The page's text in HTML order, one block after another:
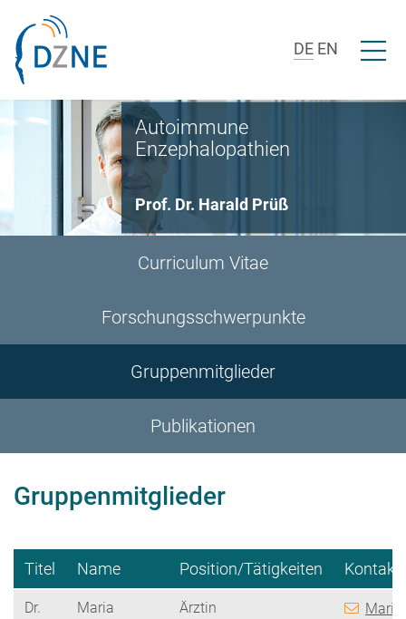
DE EN Menü
Autoimmune
Enzephalopathien
Prof. Dr. Harald Prüß
Curriculum Vitae
Forschungsschwerpunkte
Gruppenmitglieder
Publikationen
Gruppenmitglieder
Titel Name Position/Tätigkeiten Kontakt
Dr.
Maria
Ärztin